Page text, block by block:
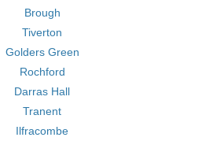
Brough
Tiverton
Golders Green
Rochford
Darras Hall
Tranent
Ilfracombe